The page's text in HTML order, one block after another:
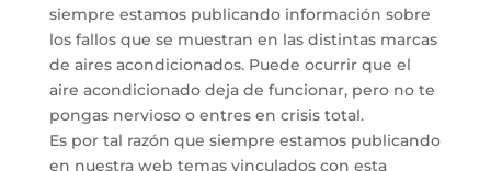
siempre estamos publicando información sobre
los fallos que se muestran en las distintas marcas
de aires acondicionados. Puede ocurrir que el
aire acondicionado deja de funcionar, pero no te
pongas nervioso o entres en crisis total.
Es por tal razón que siempre estamos publicando
en nuestra web temas vinculados con esta